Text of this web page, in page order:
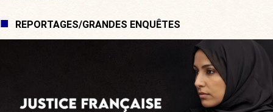
REPORTAGES/GRANDES ENQUÊTES